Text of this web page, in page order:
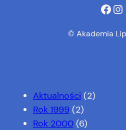
© Akademia
Aktualności (2)
Rok 1999(2)
Rok 2000(6)